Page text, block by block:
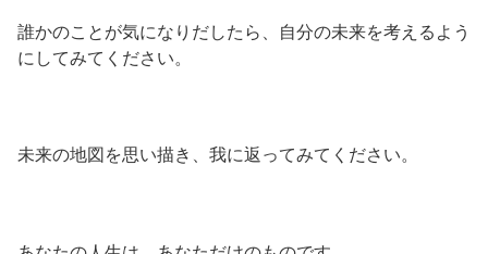
誰かのことが気になりだしたら、自分の未来を考えるよう
にしてみてください。
未来の地図を思い描き、我に返ってみてください。